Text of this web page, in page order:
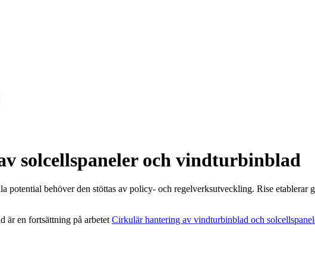
solcellspaneler och vindturbinblad
behöver den stöttas av policy- och regelverksutveckling. Rise etablerar
är en fortsättning på arbetetCirkulär hantering av vindturbinblad och